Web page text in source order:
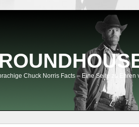
Chuck Norris Facts – Eine Seite zu